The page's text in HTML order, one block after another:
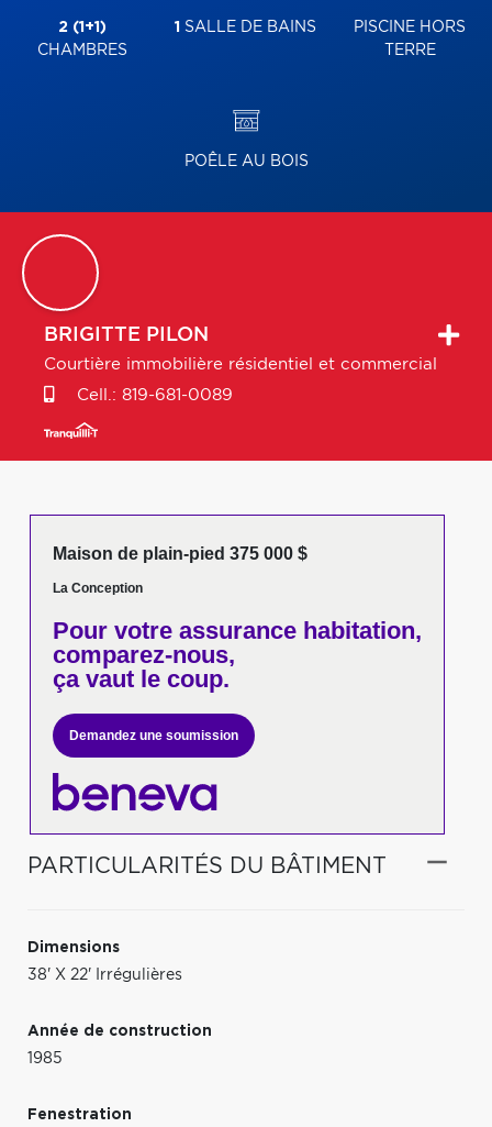
2 (1+1)
CHAMBRES
1 SALLE DE BAINS
PISCINE HORS
TERRE
POÊLE AU BOIS
BRIGITTE PILON
Courtière immobilière résidentiel et commercial
Cell.: 819-681-0089
Maison de plain-pied 375 000 $
La Conception
Pour votreassurance habitation,
comparez-nous,
ça vaut le coup.
Demandez une soumission
PARTICULARITÉS DU BÂTIMENT
Dimensions
38' X 22' Irrégulières
Année de construction
1985
Fenestration